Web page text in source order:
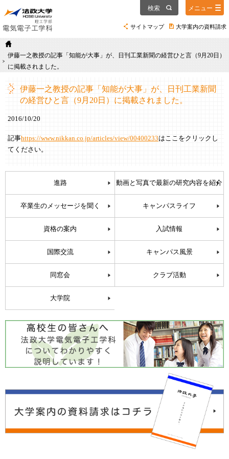
サイトマップ 大学案内の資料請求
検索 メニュー
伊藤一之教授の記事「知能が大事」が、日刊工業新聞の経営ひと言（9月20日）
に掲載されました。
伊藤一之教授の記事「知能が大事」が、日刊工業新聞
の経営ひと言（9月20日）に掲載されました。
2016/10/20
記事https://www.nikkan.co.jp/articles/view/00400233はここをクリックし
てください。
進路 動画と写真で最新の研究内容を紹介
卒業生のメッセージを聞く キャンパスライフ
資格の案内 入試情報
国際交流 キャンパス風景
同窓会 クラブ活動
大学院